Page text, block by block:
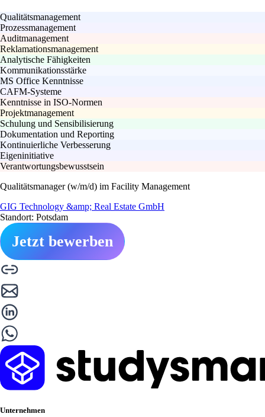
Qualitätsmanagement
Prozessmanagement
Auditmanagement
Reklamationsmanagement
Analytische Fähigkeiten
Kommunikationsstärke
MS Office Kenntnisse
CAFM-Systeme
Kenntnisse in ISO-Normen
Projektmanagement
Schulung und Sensibilisierung
Dokumentation und Reporting
Kontinuierliche Verbesserung
Eigeninitiative
Verantwortungsbewusstsein
Qualitätsmanager (w/m/d) im Facility Management
GIG Technology &amp; Real Estate GmbH
Standort: Potsdam
Jetzt bewerben
Unternehmen